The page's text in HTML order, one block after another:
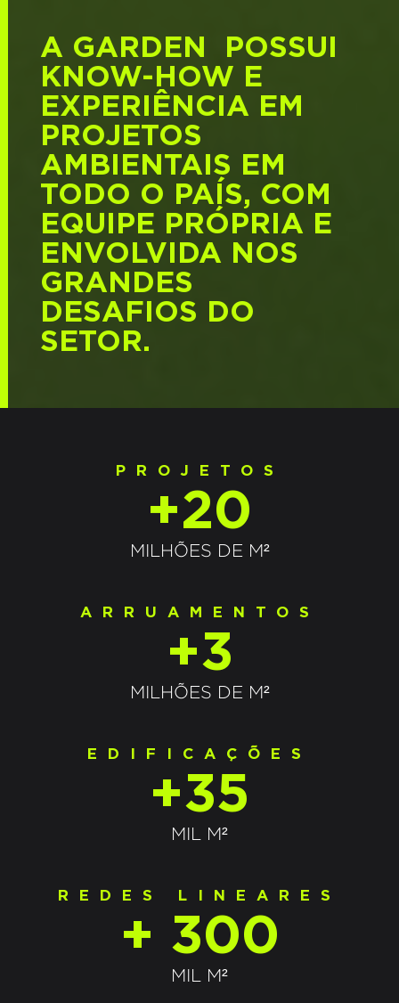
A GARDEN POSSUI
KNOW-HOW E
EXPERIÊNCIA EM
PROJETOS
AMBIENTAIS EM
TODO O PAÍS, COM
EQUIPE PRÓPRIA E
ENVOLVIDA NOS
GRANDES
DESAFIOS DO
SETOR.
PROJETOS
+20
MILHÕES DE M²
ARRUAMENTOS
+3
MILHÕES DE M²
EDIFICAÇÕES
+35
MIL M²
REDES LINEARES
+ 300
MIL M²